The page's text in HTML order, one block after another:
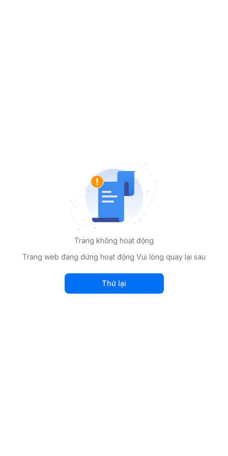
Trang không hoạt động
Trang web đang dừng hoạt động Vui lòng quay lại sau
Thử lại